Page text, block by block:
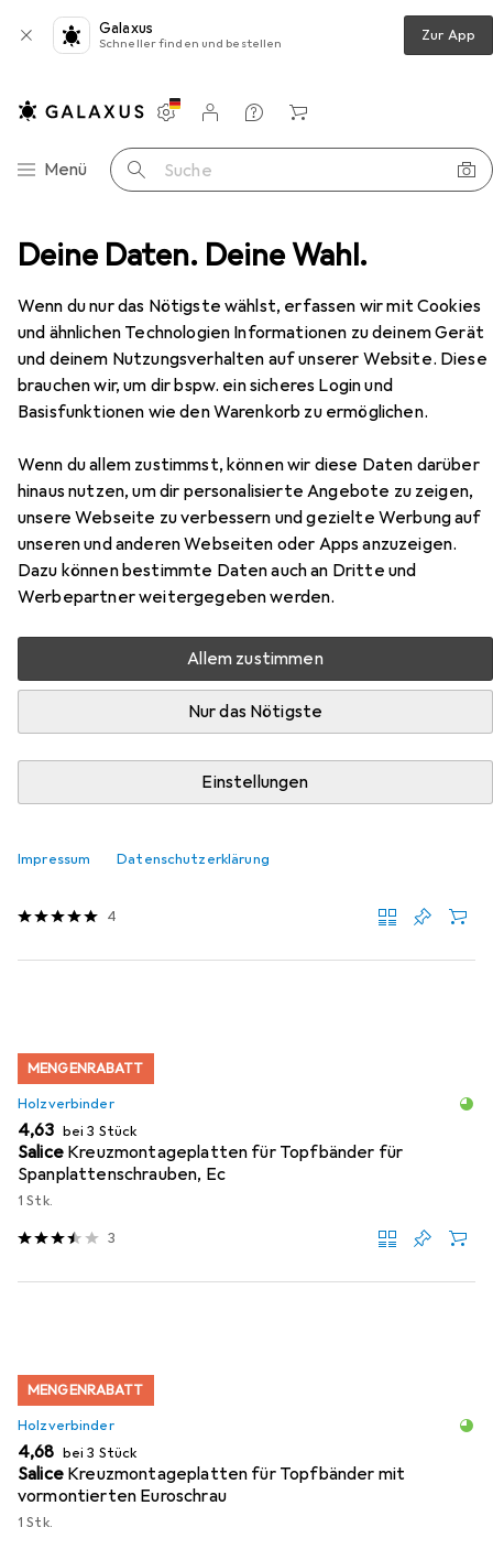
Deine Daten. Deine Wahl.
Wenn du nur das Nötigste wählst, erfassen wir mit Cookies
und ähnlichen Technologien Informationen zu deinem Gerät
und deinem Nutzungsverhalten auf unserer Website. Diese
brauchen wir, um dir bspw. ein sicheres Login und
Basisfunktionen wie den Warenkorb zu ermöglichen.
Wenn du allem zustimmst, können wir diese Daten darüber
hinaus nutzen, um dir personalisierte Angebote zu zeigen,
unsere Webseite zu verbessern und gezielte Werbung auf
unseren und anderen Webseiten oder Apps anzuzeigen.
Dazu können bestimmte Daten auch an Dritte und
Werbepartner weitergegeben werden.
Allem zustimmen
Nur das Nötigste
Einstellungen
Impressum Datenschutzerklärung
Galaxus
Schneller finden und bestellen Zur App
Navigation nach Kategorien
Menü Suche
Einstellungen
Kundenkonto
Vergleichslisten
Merklisten
Warenkorb
Salice Dünntür-Topfbänder, Eck- und Mittelband
SaliceDünntür-Topfbänder, Eck- und
Mittelband
Zubehör für Salice Dünntür-
Topfbänder, Eck- und Mittelband
Hier findest du passendes Zubehör zum Produkt Salice
Dünntür-Topfbänder, Eck- und Mittelband aus der
Kategorie Holzverbinder.
Relevanz
EUR
5,70 bei 3 Stück
vormontierten Euroschrau
4
MENGENRABATT
Holzverbinder
EUR
4,63 bei 3 Stück
Salice Kreuzmontageplatten für Topfbänder für
Spanplattenschrauben, Ec
1 Stk.
3
MENGENRABATT
Holzverbinder
EUR
4,68 bei 3 Stück
Salice Kreuzmontageplatten für Topfbänder mit
vormontierten Euroschrau
1 Stk.